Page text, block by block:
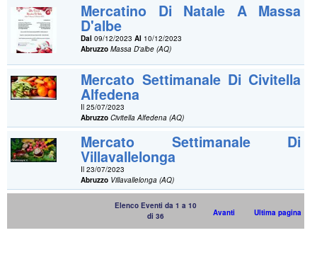
Mercatino Di Natale A Massa
D'albe
Dal 09/12/2023Al 10/12/2023
Abruzzo Massa D'albe (AQ)
Mercato Settimanale Di Civitella
Alfedena
Il 25/07/2023
Abruzzo Civitella Alfedena (AQ)
Mercato Settimanale Di
Villavallelonga
Il 23/07/2023
Abruzzo Villavallelonga (AQ)
Elenco Eventi da 1 a 10
di 36
Avanti Ultima pagina